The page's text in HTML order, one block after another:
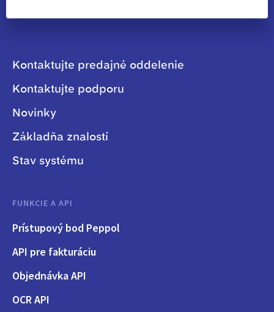
Kontaktujte predajné oddelenie
Kontaktujte podporu
Novinky
Základňa znalostí
Stav systému
FUNKCIE A API
Prístupový bod Peppol
API pre fakturáciu
Objednávka API
OCR API